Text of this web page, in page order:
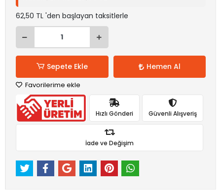
62,50 TL 'den başlayan taksitlerle
Sepete Ekle Hemen Al
Favorilerime ekle
Hızlı Gönderi Güvenli Alışveriş
İade ve Değişim